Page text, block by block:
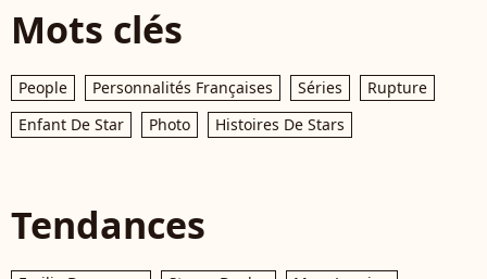
Mots clés
People Personnalités Françaises Séries
Rupture
Enfant De Star
Photo Histoires De Stars
Tendances